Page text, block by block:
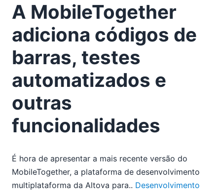
A MobileTogether
adiciona códigos de
barras, testes
automatizados e
outras
funcionalidades
É hora de apresentar a mais recente versão do
MobileTogether, a plataforma de desenvolvimento
multiplataforma da Altova para.. Desenvolvimento